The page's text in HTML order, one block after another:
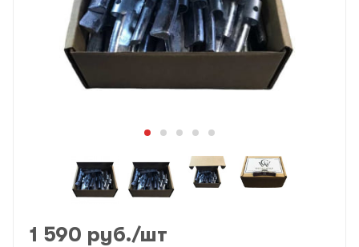
1 590 руб./шт